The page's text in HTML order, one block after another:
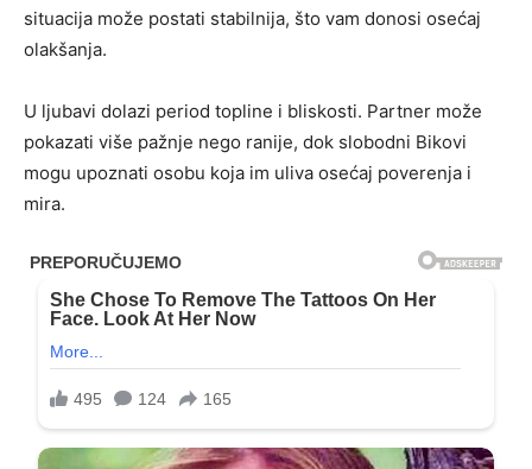
situacija može postati stabilnija, što vam donosi osećaj
olakšanja.
U ljubavi dolazi period topline i bliskosti. Partner može
pokazati više pažnje nego ranije, dok slobodni Bikovi
mogu upoznati osobu koja im uliva osećaj poverenja i
mira.